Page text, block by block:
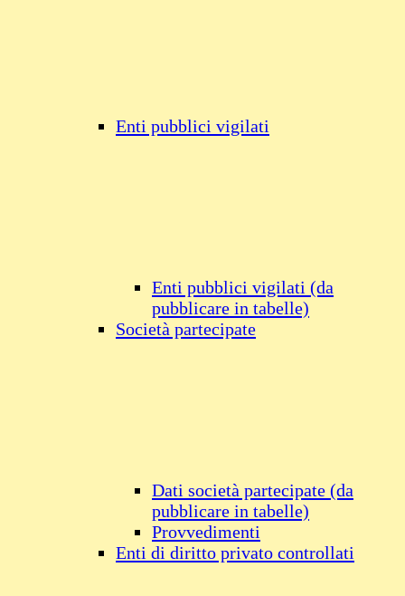
Enti pubblici vigilati
Enti pubblici vigilati (da
pubblicare in tabelle)
Società partecipate
Dati società partecipate (da
pubblicare in tabelle)
Provvedimenti
Enti di diritto privato controllati